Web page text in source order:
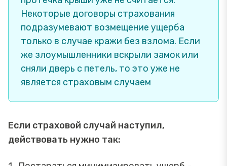
Некоторые договоры страхования
подразумевают возмещение ущерба
только в случае кражи без взлома. Если
же злоумышленники вскрыли замок или
сняли дверь с петель, то это уже не
является страховым случаем
Если страховой случай наступил,
действовать нужно так: